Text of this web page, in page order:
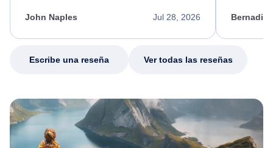
appreciate her excellent service.
Jul 28, 2026
John Naples
my issue.
Escribe una reseña Ver todas las reseñas